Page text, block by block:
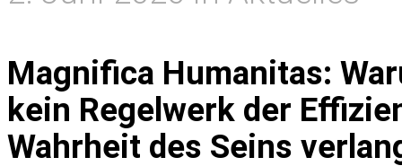
Magnifica Humanitas:
kein Regelwerk der
Wahrheit des Seins